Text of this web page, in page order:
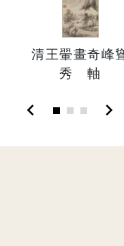
清王翬畫奇峰
秀 軸
chevron_left chevron_right